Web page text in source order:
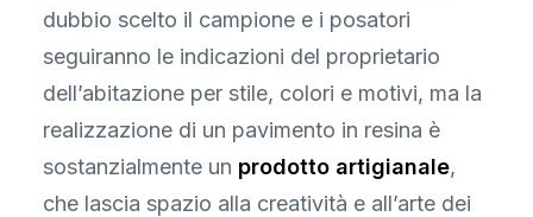
dubbio scelto il campione e i posatori
seguiranno le indicazioni del proprietario
dell’abitazione per stile, colori e motivi, ma la
realizzazione di un pavimento in resina è
sostanzialmente un prodotto artigianale,
che lascia spazio alla creatività e all’arte dei